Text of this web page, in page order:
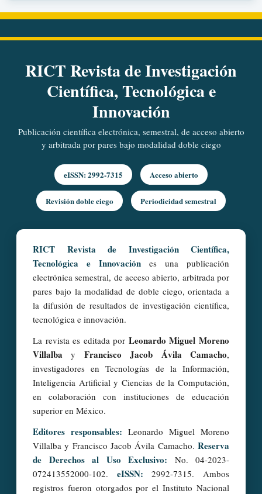
RICT Revista de Investigación
Científica, Tecnológica e
Innovación
Publicación científica electrónica, semestral, de acceso abierto
y arbitrada por pares bajo modalidad doble ciego
eISSN: 2992-7315 Acceso abierto
Revisión doble ciego Periodicidad semestral
RICT Revista de Investigación Científica,
Tecnológica e Innovación es una publicación
electrónica semestral, de acceso abierto, arbitrada por
pares bajo la modalidad de doble ciego, orientada a
la difusión de resultados de investigación científica,
tecnológica e innovación.
La revista es editada por Leonardo Miguel Moreno
Villalba y Francisco Jacob Ávila Camacho,
investigadores en Tecnologías de la Información,
Inteligencia Artificial y Ciencias de la Computación,
en colaboración con instituciones de educación
superior en México.
Editores responsables: Leonardo Miguel Moreno
Villalba y Francisco Jacob Ávila Camacho. Reserva
de Derechos al Uso Exclusivo: No. 04-2023-
072413552000-102. eISSN: 2992-7315. Ambos
registros fueron otorgados por el Instituto Nacional